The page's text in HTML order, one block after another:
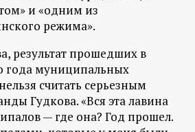
и «одним из
режима».
результат прошедших в
года муниципальных
считать серьезным
Гудкова. «Вся эта лавина
— где она? Год прошел.